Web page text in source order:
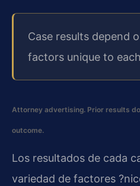
Case results depend
factors unique to
Attorney advertising. Prior results
outcome.
Los resultados de cada
variedad de factores